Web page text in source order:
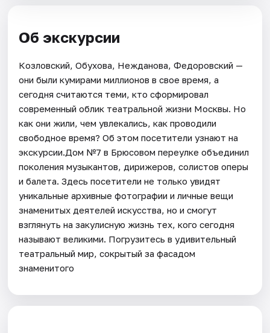
Об экскурсии
Козловский, Обухова, Нежданова, Федоровский —
они были кумирами миллионов в свое время, а
сегодня считаются теми, кто сформировал
современный облик театральной жизни Москвы. Но
как они жили, чем увлекались, как проводили
свободное время? Об этом посетители узнают на
экскурсии.Дом №7 в Брюсовом переулке объединил
поколения музыкантов, дирижеров, солистов оперы
и балета. Здесь посетители не только увидят
уникальные архивные фотографии и личные вещи
знаменитых деятелей искусства, но и смогут
взглянуть на закулисную жизнь тех, кого сегодня
называют великими. Погрузитесь в удивительный
театральный мир, сокрытый за фасадом
знаменитого